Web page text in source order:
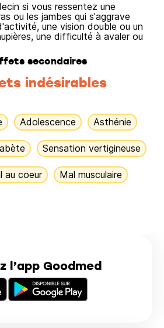
l’app Goodmed
si vous ressentez une
ou les jambes qui s'aggrave
une vision double ou un
une difficulté à avaler ou
secondaires
indésirables
Adolescence Asthénie
Sensation vertigineuse
au coeur Mal musculaire